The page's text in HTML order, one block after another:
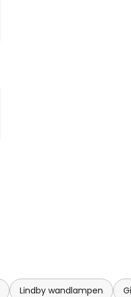
Lindby wandlampen